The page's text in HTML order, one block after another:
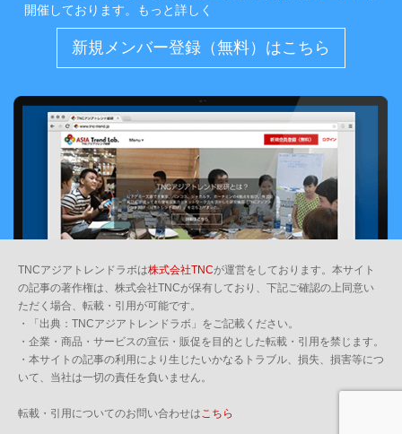
開催しております。
もっと詳しく
新規メンバー登録（無料）はこちら
TNCアジアトレンドラボは株式会社TNCが運営をしております。本サイト
の記事の著作権は、株式会社TNCが保有しており、下記ご確認の上同意い
ただく場合、転載・引用が可能です。
・「出典：TNCアジアトレンドラボ」をご記載ください。
・企業・商品・サービスの宣伝・販促を目的とした転載・引用を禁じます。
・本サイトの記事の利用により生じたいかなるトラブル、損失、損害等につ
いて、当社は一切の責任を負いません。
転載・引用についてのお問い合わせはこちら